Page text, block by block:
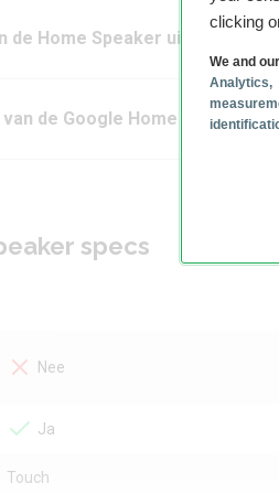
clicking
We and
Analytics,
de Home Speaker uitschakelen?
de Google Home Speaker?
specs
Nee
Ja
Touch